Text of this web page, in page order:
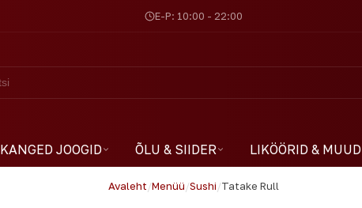
E-P: 10:00 - 22:00
KANGED JOOGID ÕLU & SIIDER LIKÖÖRID & MUUD
Avaleht/Menüü/Sushi/Tatake Rull